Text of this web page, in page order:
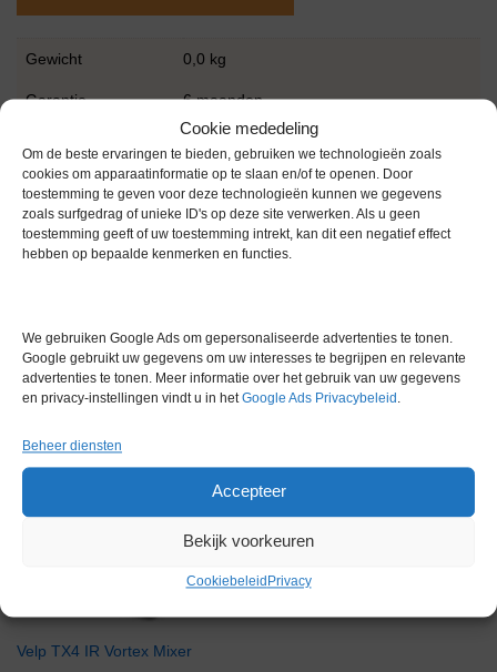
Cookie mededeling
Om de beste ervaringen te bieden, gebruiken we technologieën zoals
cookies om apparaatinformatie op te slaan en/of te openen. Door
toestemming te geven voor deze technologieën kunnen we gegevens
zoals surfgedrag of unieke ID's op deze site verwerken. Als u geen
toestemming geeft of uw toestemming intrekt, kan dit een negatief effect
hebben op bepaalde kenmerken en functies.
We gebruiken Google Ads om gepersonaliseerde advertenties te tonen.
Google gebruikt uw gegevens om uw interesses te begrijpen en relevante
advertenties te tonen. Meer informatie over het gebruik van uw gegevens
en privacy-instellingen vindt u in hetGoogle Ads Privacybeleid .
Beheer diensten
Accepteer
Bekijk voorkeuren
Cookiebeleid Privacy
Gewicht 0,0 kg
Garantie 6 maanden
Gebruikt in goede conditie
Merk Scientific Industries
Gerelateerde producten
Via bemiddeling
Velp TX4 IR Vortex Mixer